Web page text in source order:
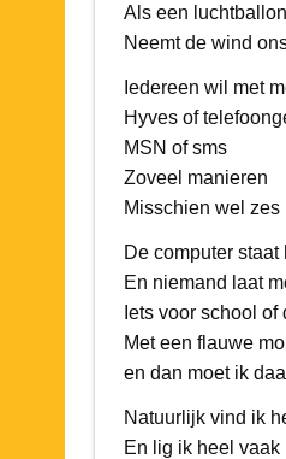
Als een luchtballon
Neemt de wind
Iedereen wil met
Hyves of
MSN of sms
Zoveel manieren
Misschien wel zes
De computer
En niemand laat
Iets voor school
Met een flauwe
en dan moet ik
Natuurlijk vind ik
En lig ik heel vaak